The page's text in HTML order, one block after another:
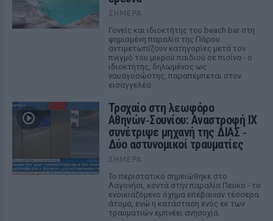
ΣΉΜΕΡΑ
Γονείς και ιδιοκτήτης του beach bar στη
φημισμένη παραλία της Πάρου
αντιμετωπίζουν κατηγορίες μετά τον
πνιγμό του μικρού παιδιού σε πισίνα - ο
ιδιοκτήτης, δηλωμένος ως
ναυαγοσώστης, παραπέμπεται στον
εισαγγελέα
Τροχαίο στη λεωφόρο
Αθηνών‑Σουνίου: Αναστροφή ΙΧ
συνέτριψε μηχανή της ΔΙΑΣ ‑
Δύο αστυνομικοί τραυματίες
ΣΉΜΕΡΑ
Το περιστατικό σημειώθηκε στο
Λαγονήσι, κοντά στην παραλία Πεύκο - το
ενοικιαζόμενο όχημα επέβαιναν τέσσερα
άτομα, ενώ η κατάσταση ενός εκ των
τραυματιών εμπνέει ανησυχία.